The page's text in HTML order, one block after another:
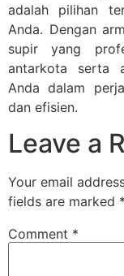
adalah pilihan
Anda. Dengan
supir yang
antarkota serta
Anda dalam
dan efisien.
Leave a
Your email
fields are marked *
Comment *